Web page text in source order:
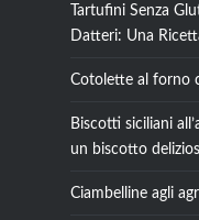
Tartufini Senza
Datteri: Una
Cotolette al forno
Biscotti siciliani
un biscotto
Ciambelline agli